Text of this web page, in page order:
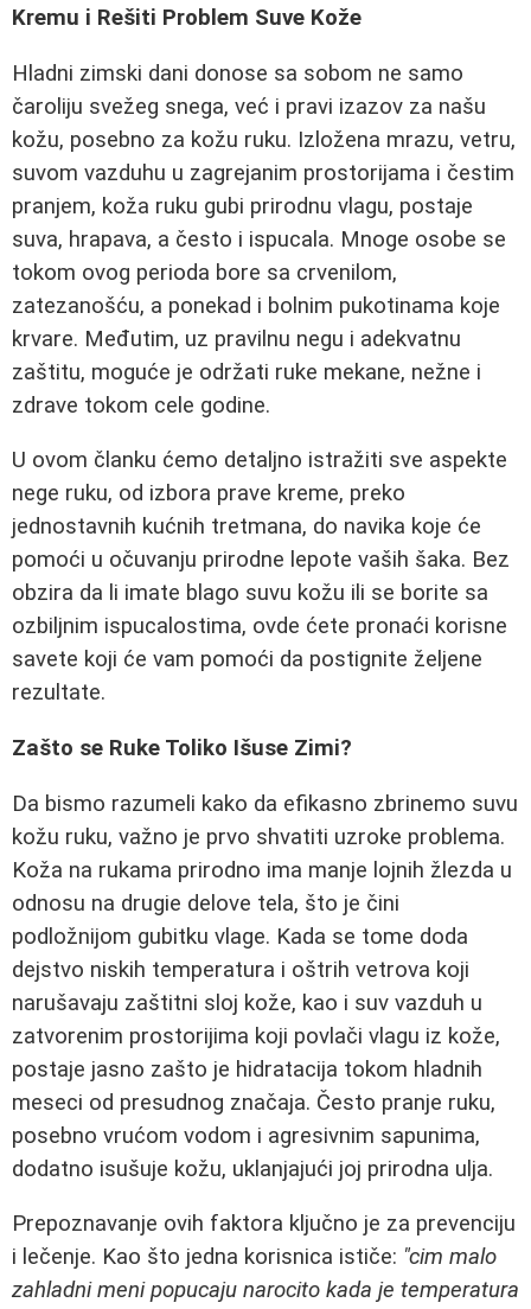
Kremu i Rešiti Problem Suve Kože
Hladni zimski dani donose sa sobom ne samo
čaroliju svežeg snega, već i pravi izazov za našu
kožu, posebno za kožu ruku. Izložena mrazu, vetru,
suvom vazduhu u zagrejanim prostorijama i čestim
pranjem, koža ruku gubi prirodnu vlagu, postaje
suva, hrapava, a često i ispucala. Mnoge osobe se
tokom ovog perioda bore sa crvenilom,
zatezanošću, a ponekad i bolnim pukotinama koje
krvare. Međutim, uz pravilnu negu i adekvatnu
zaštitu, moguće je održati ruke mekane, nežne i
zdrave tokom cele godine.
U ovom članku ćemo detaljno istražiti sve aspekte
nege ruku, od izbora prave kreme, preko
jednostavnih kućnih tretmana, do navika koje će
pomoći u očuvanju prirodne lepote vaših šaka. Bez
obzira da li imate blago suvu kožu ili se borite sa
ozbiljnim ispucalostima, ovde ćete pronaći korisne
savete koji će vam pomoći da postignite željene
rezultate.
Zašto se Ruke Toliko Išuse Zimi?
Da bismo razumeli kako da efikasno zbrinemo suvu
kožu ruku, važno je prvo shvatiti uzroke problema.
Koža na rukama prirodno ima manje lojnih žlezda u
odnosu na drugie delove tela, što je čini
podložnijom gubitku vlage. Kada se tome doda
dejstvo niskih temperatura i oštrih vetrova koji
narušavaju zaštitni sloj kože, kao i suv vazduh u
zatvorenim prostorijima koji povlači vlagu iz kože,
postaje jasno zašto je hidratacija tokom hladnih
meseci od presudnog značaja. Često pranje ruku,
posebno vrućom vodom i agresivnim sapunima,
dodatno isušuje kožu, uklanjajući joj prirodna ulja.
Prepoznavanje ovih faktora ključno je za prevenciju
i lečenje. Kao što jedna korisnica ističe: "cim malo
zahladni meni popucaju narocito kada je temperatura